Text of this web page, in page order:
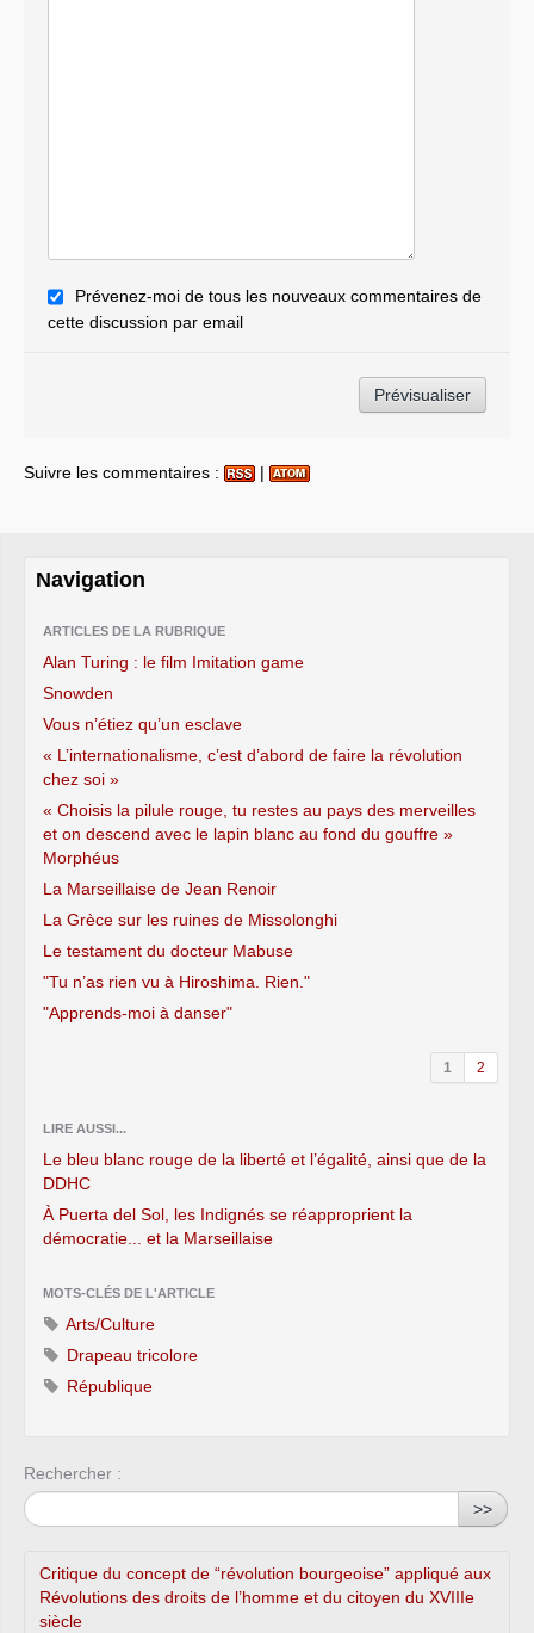
Prévenez-moi de tous les nouveaux commentaires de
cette discussion par email
Suivre les commentaires : |
Navigation
ARTICLES DE LA RUBRIQUE
Alan Turing : le film Imitation game
Snowden
Vous n’étiez qu’un esclave
« L’internationalisme, c’est d’abord de faire la révolution
chez soi »
« Choisis la pilule rouge, tu restes au pays des merveilles
et on descend avec le lapin blanc au fond du gouffre »
Morphéus
La Marseillaise de Jean Renoir
La Grèce sur les ruines de Missolonghi
Le testament du docteur Mabuse
"Tu n’as rien vu à Hiroshima. Rien."
"Apprends-moi à danser"
1 2
LIRE AUSSI...
Le bleu blanc rouge de la liberté et l’égalité, ainsi que de la
DDHC
À Puerta del Sol, les Indignés se réapproprient la
démocratie... et la Marseillaise
MOTS-CLÉS DE L'ARTICLE
Arts/Culture
Drapeau tricolore
République
Rechercher :
>>
Critique du concept de “révolution bourgeoise” appliqué aux
Révolutions des droits de l’homme et du citoyen du XVIIIe
siècle